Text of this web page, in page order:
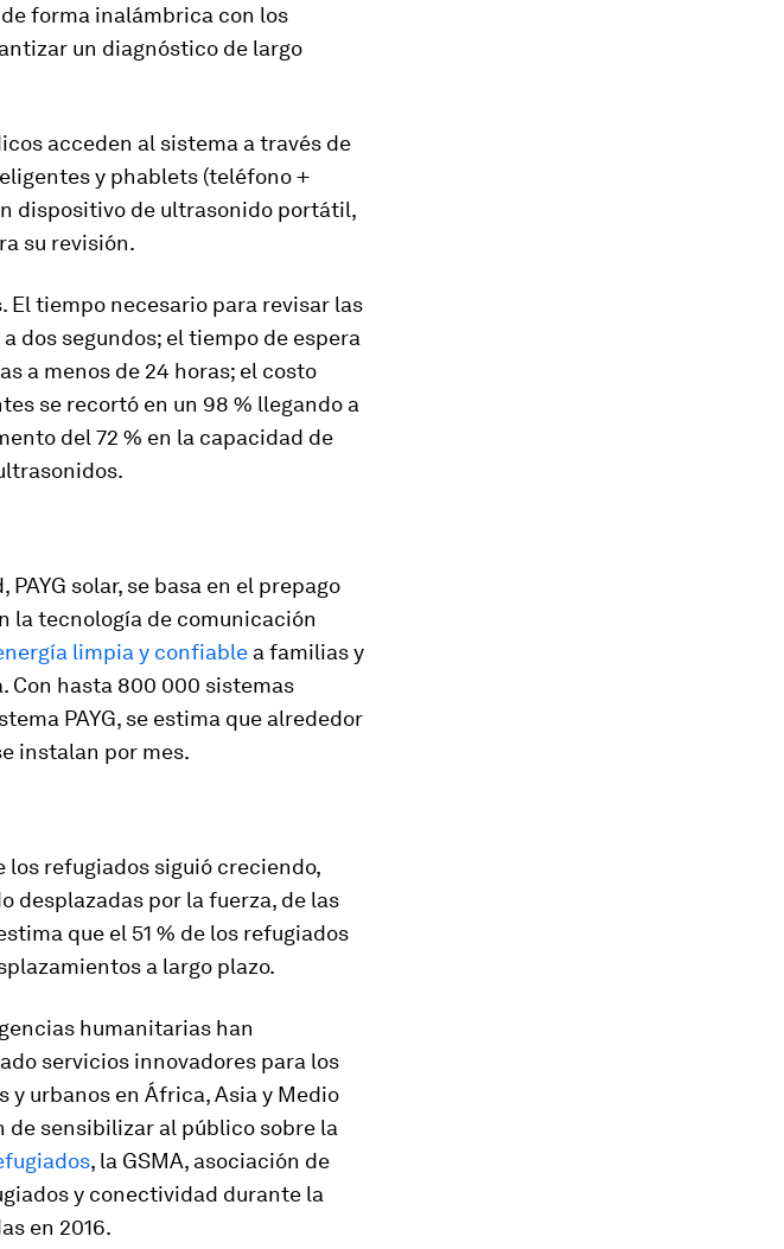
forma inalámbrica con los
un diagnóstico de largo
acceden al sistema a través de
y phablets (teléfono +
dispositivo de ultrasonido portátil,
su revisión.
tiempo necesario para revisar las
dos segundos; el tiempo de espera
a menos de 24 horas; el costo
se recortó en un 98 % llegando a
del 72 % en la capacidad de
solar, se basa en el prepago
la tecnología de comunicación
limpia y confiable a familias y
Con hasta 800 000 sistemas
PAYG, se estima que alrededor
instalan por mes.
los refugiados siguió creciendo,
desplazadas por la fuerza, de las
que el 51 % de los refugiados
a largo plazo.
humanitarias han
servicios innovadores para los
urbanos en África, Asia y Medio
de sensibilizar al público sobre la
, la GSMA, asociación de
y conectividad durante la
en 2016.